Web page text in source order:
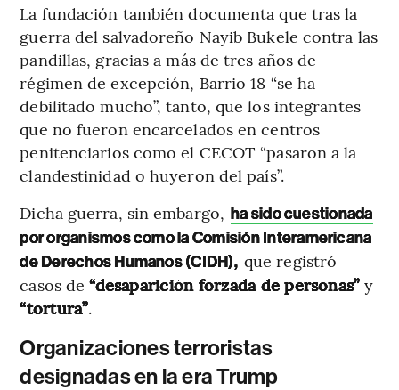
La fundación también documenta que tras la
guerra del salvadoreño Nayib Bukele contra las
pandillas, gracias a más de tres años de
régimen de excepción, Barrio 18 “se ha
debilitado mucho”, tanto, que los integrantes
que no fueron encarcelados en centros
penitenciarios como el CECOT “pasaron a la
clandestinidad o huyeron del país”.
Dicha guerra, sin embargo, ha sido cuestionada
por organismos como la Comisión Interamericana
de Derechos Humanos (CIDH), que registró
casos de“desaparición forzada de personas”y
“tortura”.
Organizaciones terroristas
designadas en la era Trump